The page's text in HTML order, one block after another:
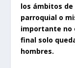
los ámbitos
parroquial o
importante no
final solo
hombres.